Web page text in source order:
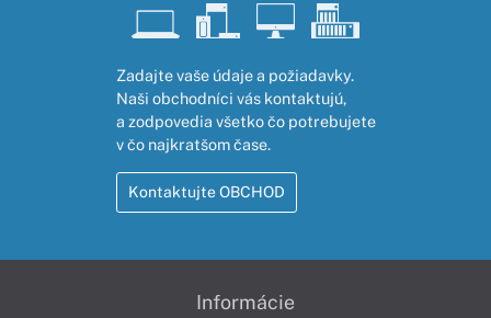
Zadajte vaše údaje a požiadavky.
Naši obchodníci vás kontaktujú,
a zodpovedia všetko čo potrebujete
v čo najkratšom čase.
Kontaktujte OBCHOD
Informácie